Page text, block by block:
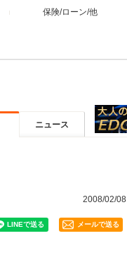
保険/ローン/他
ニュース
2008/02/08
メールで送る